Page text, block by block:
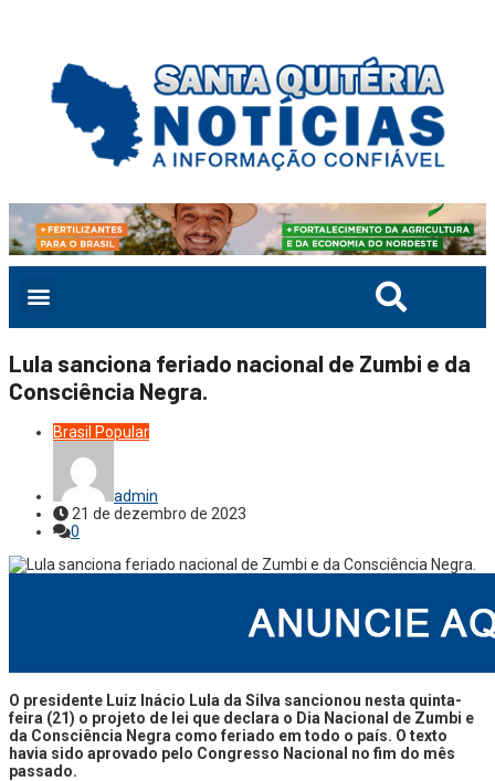
Lula sanciona feriado nacional de Zumbi e da
Consciência Negra.
Brasil Popular
admin
21 de dezembro de 2023
0
O presidente Luiz Inácio Lula da Silva sancionou nesta quinta-
feira (21) o projeto de lei que declara o Dia Nacional de Zumbi e
da Consciência Negra como feriado em todo o país. O texto
havia sido aprovado pelo Congresso Nacional no fim do mês
passado.